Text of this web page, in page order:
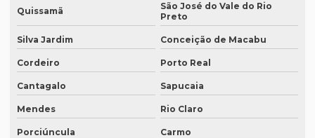
Empresa de revisão de textos técnicos
Empresa de tradução de artigos
Empresa de tradução de artigos em fortaleza
Empresa de tradução de artigos em inglês
Empresa de tradução de artigos no rio de janeiro
Quissamã
São José do Vale do Rio
Preto
Silva Jardim Conceição de Macabu
Cordeiro Porto Real
Cantagalo Sapucaia
Mendes Rio Claro
Porciúncula Carmo